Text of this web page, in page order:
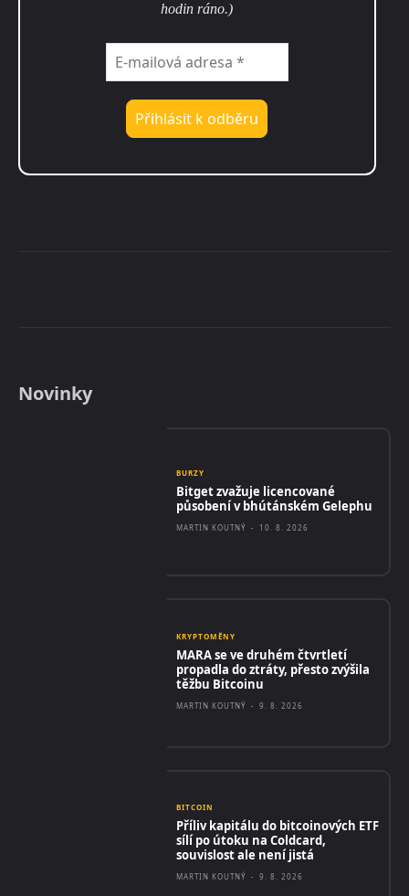
hodin ráno.)
Novinky
BURZY
Bitget zvažuje licencované
působení v bhútánském Gelephu
MARTIN KOUTNÝ - 10. 8. 2026
KRYPTOMĚNY
MARA se ve druhém čtvrtletí
propadla do ztráty, přesto zvýšila
těžbu Bitcoinu
MARTIN KOUTNÝ - 9. 8. 2026
BITCOIN
Příliv kapitálu do bitcoinových ETF
sílí po útoku na Coldcard,
souvislost ale není jistá
MARTIN KOUTNÝ - 9. 8. 2026